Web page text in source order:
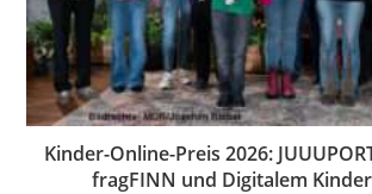
Kinder-Online-Preis 2026:
fragFINN und Digitalem